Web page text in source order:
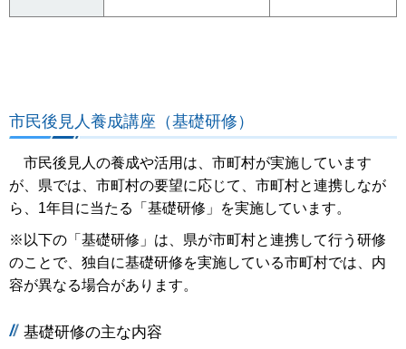
市民後見人養成講座（基礎研修）
市民後見人の養成や活用は、市町村が実施しています
が、県では、市町村の要望に応じて、市町村と連携しなが
ら、1年目に当たる「基礎研修」を実施しています。
※以下の「基礎研修」は、県が市町村と連携して行う研修
のことで、独自に基礎研修を実施している市町村では、内
容が異なる場合があります。
基礎研修の主な内容